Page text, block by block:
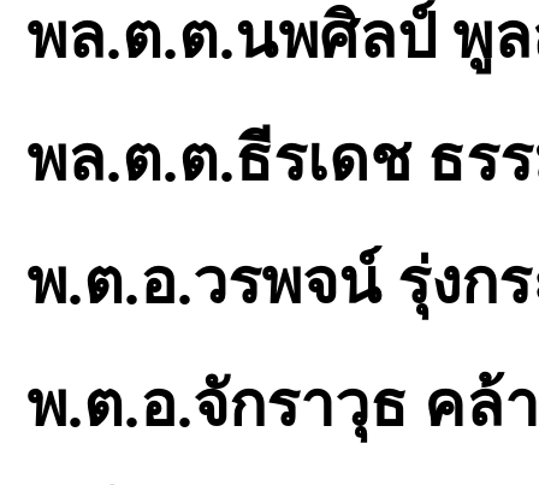
พล.ต.ต.นพศิลป์ พู
พล.ต.ต.ธีรเดช ธร
พ.ต.อ.วรพจน์ รุ่งก
พ.ต.อ.จักราวุธ คล้